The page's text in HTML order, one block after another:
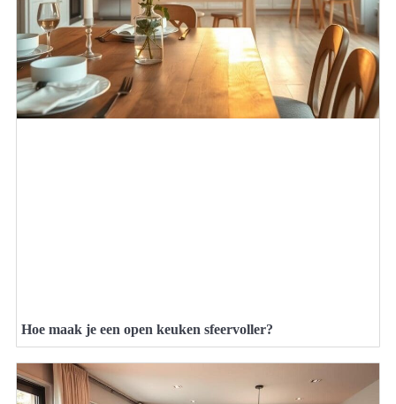
Hoe maak je een open keuken sfeervoller?